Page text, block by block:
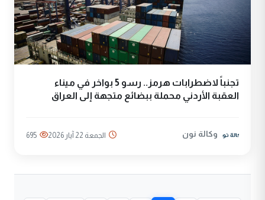
تجنباً لاضطرابات هرمز.. رسو 5 بواخر في ميناء
العقبة الأردني محملة ببضائع متجهة إلى العراق
وكالة نون الجمعة 22 آيار 2026 695